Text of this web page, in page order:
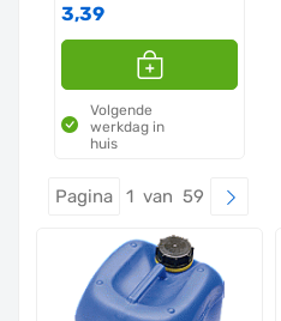
3,39
Volgende
werkdag in
huis
Pagina 1 van 59